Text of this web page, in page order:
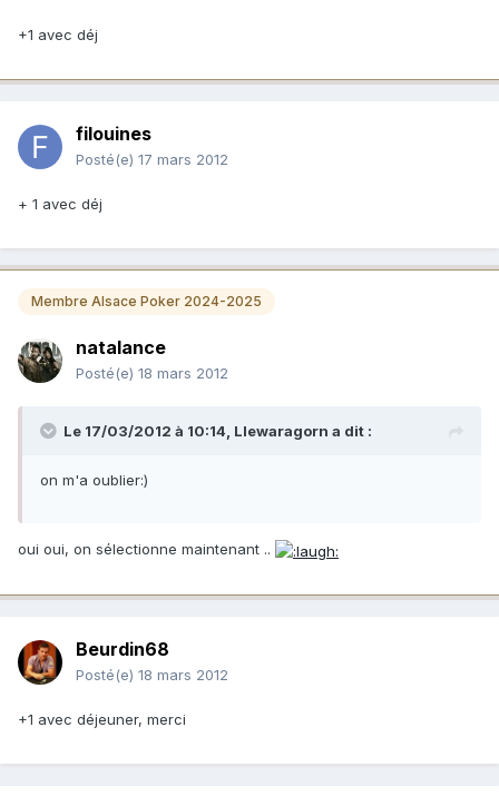
+1 avec déj
filouines
Posté(e) 17 mars 2012
+ 1 avec déj
Membre Alsace Poker 2024-2025
natalance
Posté(e) 18 mars 2012
Le 17/03/2012 à 10:14, Llewaragorn a dit :
on m'a oublier:)
oui oui, on sélectionne maintenant ..
Beurdin68
Posté(e) 18 mars 2012
+1 avec déjeuner, merci